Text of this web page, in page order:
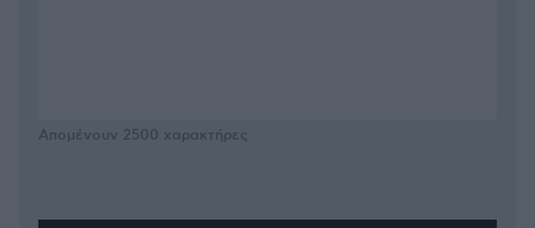
Απομένουν 2500 χαρακτήρες